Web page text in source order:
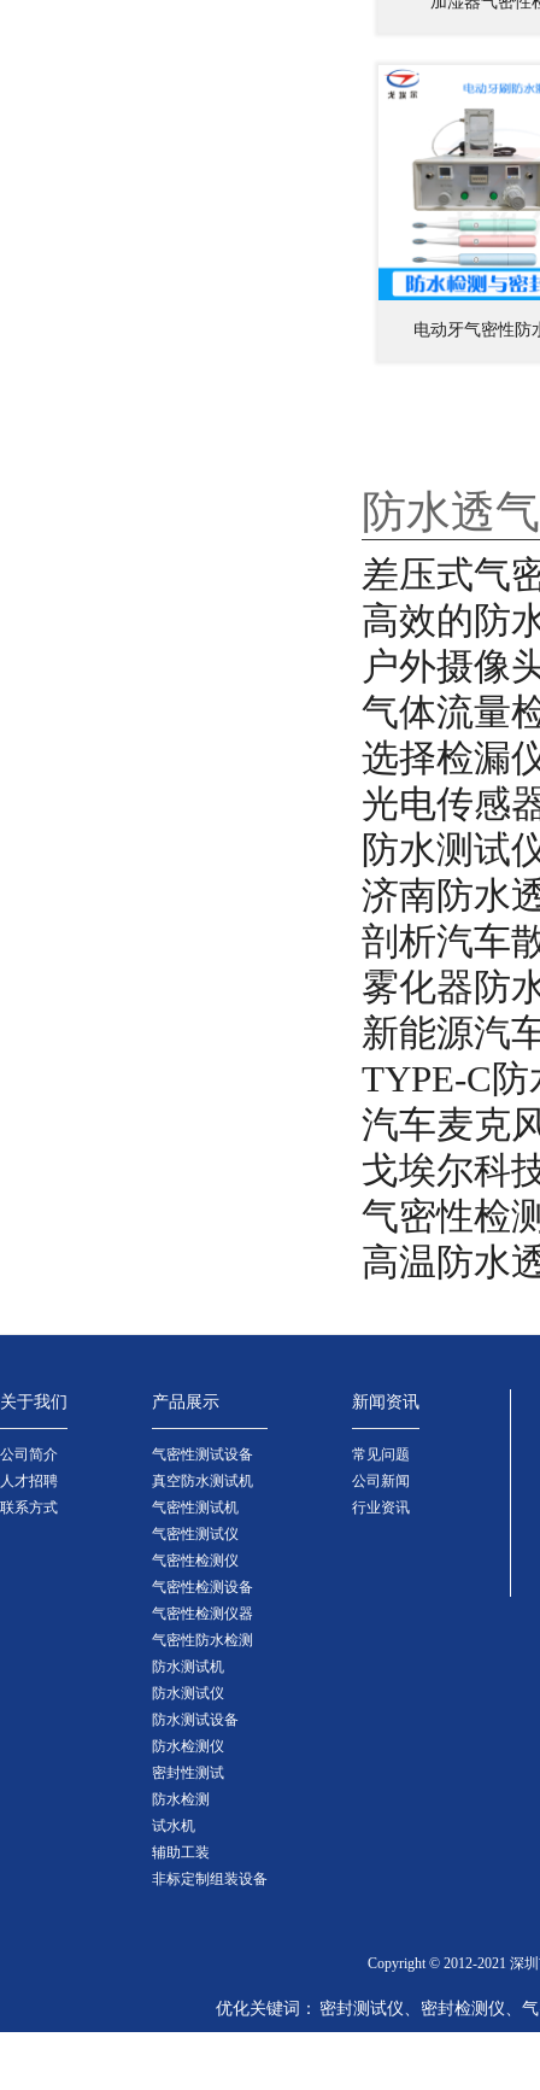
电动牙气密性防
防水透
差压式气
高效的防
户外摄像
气体流量
选择检漏
光电传感
防水测试
济南防水
剖析汽车
雾化器防
新能源汽
TYPE-C
汽车麦克
戈埃尔科
气密性检
高温防水
关于我们
公司简介
人才招聘
联系方式
产品展示
气密性测试设备
真空防水测试机
气密性测试机
气密性测试仪
气密性检测仪
气密性检测设备
气密性检测仪器
气密性防水检测
防水测试机
防水测试仪
防水测试设备
防水检测仪
密封性测试
防水检测
试水机
辅助工装
非标定制组装设备
新闻资讯
常见问题
公司新闻
行业资讯
Copyright © 2012-2021 深
优化关键词： 密封测试仪、密封检测仪、